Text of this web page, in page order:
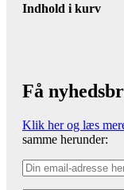
Indhold i kurv
Få
Klik her og læs
samme herunder: